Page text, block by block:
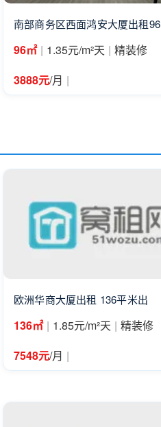
南部商务区西面鸿安大厦出租96
96㎡ | 1.35元/m²天 | 精装修
3888元/月 |
欧洲华商大厦出租 136平米出
136㎡ | 1.85元/m²天 | 精装修
7548元/月 |